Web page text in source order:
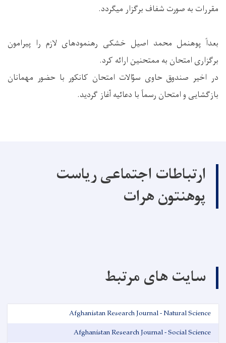
مقررات به صورت شفاف برگزار میگردد.
بعداً پوهنمل محمد اصیل خشکی رهنمودهای لازم را پیرامون
برگزاری امتحان به ممتحنین ارائه کرد.
در اخیر صندوق حاوی سؤالات امتحان کانکور با حضور مهمانان
بازگشایی و امتحان رسماً با دعائیه آغاز گردید.
ارتباطات اجتماعی ریاست
پوهنتون هرات
سایت های مرتبط
Afghanistan Research Journal - Natural Science
Afghanistan Research Journal - Social Science